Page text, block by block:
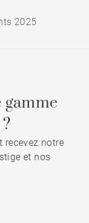
2025
recevez notre
et nos